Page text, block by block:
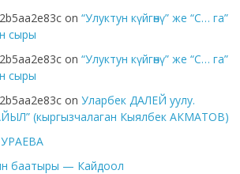
on“Улуктун күйгөнү” же “С… га”
сыры
on“Улуктун күйгөнү” же “С… га”
сыры
onУларбек ДАЛЕЙ уулу.
(кыргызчалаган Кыялбек АКМАТОВ)
баатыры — Кайдоол